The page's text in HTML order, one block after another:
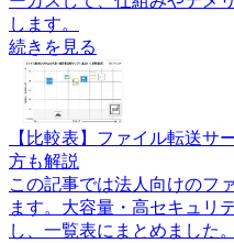
します。
続きを見る
【比較表】ファイル転送サ
方も解説
この記事では法人向けのフ
ます。大容量・高セキュリ
し、一覧表にまとめました